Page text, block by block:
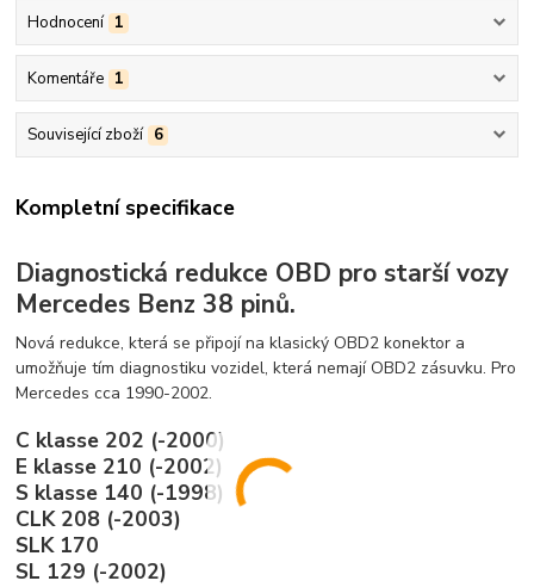
Hodnocení 1
Komentáře 1
Související zboží 6
Kompletní specifikace
Diagnostická redukce OBD pro starší vozy
Mercedes Benz 38 pinů.
Nová redukce, která se připojí na klasický OBD2 konektor a
umožňuje tím diagnostiku vozidel, která nemají OBD2 zásuvku. Pro
Mercedes cca 1990-2002.
C klasse 202 (-2000)
E klasse 210 (-2002)
S klasse 140 (-1998)
CLK 208 (-2003)
SLK 170
SL 129 (-2002)